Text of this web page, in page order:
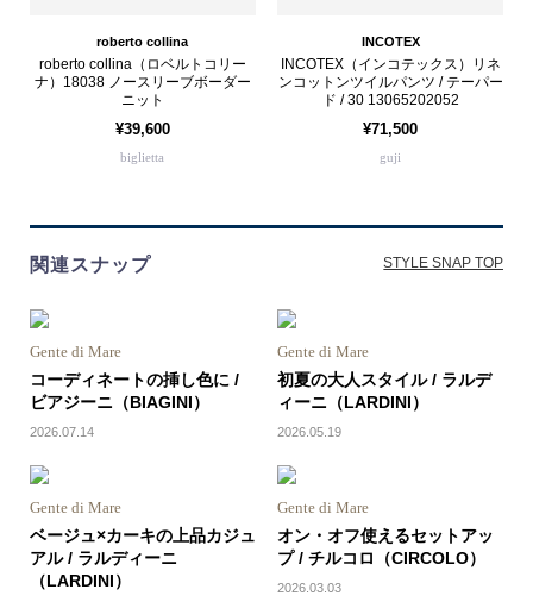
roberto collina
roberto collina（ロベルトコリー
ナ）18038 ノースリーブボーダー
ニット
¥39,600
biglietta
INCOTEX
INCOTEX（インコテックス）リネ
ンコットンツイルパンツ / テーパー
ド / 30 13065202052
¥71,500
guji
関連スナップ STYLE SNAP TOP
Gente di Mare
コーディネートの挿し色に /
ビアジーニ（BIAGINI）
2026.07.14
Gente di Mare
初夏の大人スタイル / ラルデ
ィーニ（LARDINI）
2026.05.19
Gente di Mare
ベージュ×カーキの上品カジュ
アル / ラルディーニ
（LARDINI）
Gente di Mare
オン・オフ使えるセットアッ
プ / チルコロ（CIRCOLO）
2026.03.03